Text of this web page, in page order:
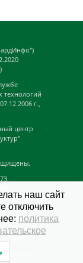
технологий
г.,
центр
Themes
наш сайт
отключить
политика